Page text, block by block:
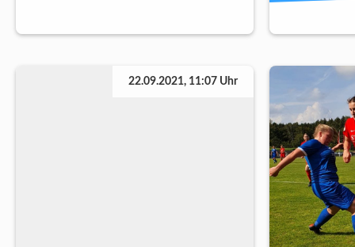
22.09.2021, 11:07 Uhr